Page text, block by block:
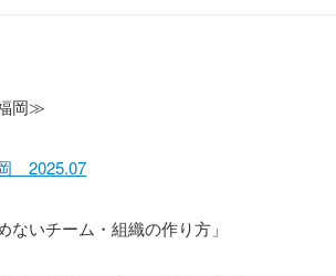
岡≫
2025.07
ないチーム・組織の作り方」